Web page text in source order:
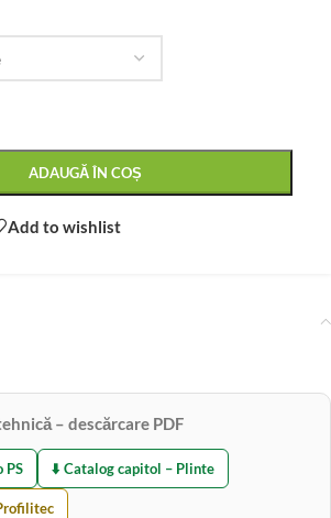
ADAUGĂ ÎN COȘ
Add to wishlist
– descărcare PDF
PS ⬇️ Catalog capitol – Plinte